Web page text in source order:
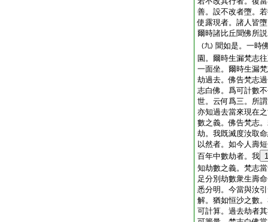
善。設不改者墮。
使露現者。諸人皆
爾時諸比丘聞佛所
(九) 聞如是。一時
園。爾時生漏梵志
一面坐。爾時生漏
劫過去。佛告梵志
志白佛。爲可計數
世。云何爲三。所
亦知過去當來現在
數之義。佛告梵志
劫。我既滅度汝取
以然者。如今人壽
百年中數劫者。我
知劫數之義。梵志
足分別劫數衆生壽
悉分明。今當與汝
解。猶如恒沙之數
可計算。過去劫者